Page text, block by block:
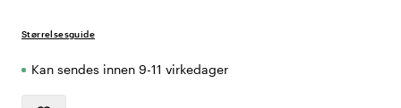
Størrelsesguide
Kan sendes innen 9-11 virkedager